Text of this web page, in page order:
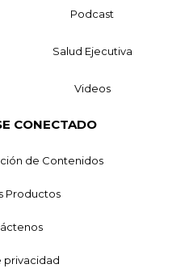
Podcast
Salud Ejecutiva
Videos
CONECTADO
de Contenidos
Productos
privacidad